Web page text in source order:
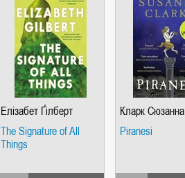
Елізабет Ґілберт
The Signature of All
Things
Кларк Сюзанна
Piranesi